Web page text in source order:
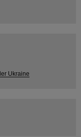
Ukraine